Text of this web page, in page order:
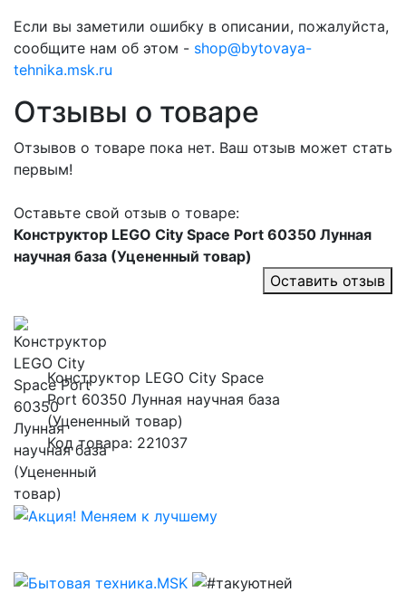
Если вы заметили ошибку в описании, пожалуйста,
сообщите нам об этом - shop@bytovaya-
tehnika.msk.ru
Отзывы о товаре
Отзывов о товаре пока нет. Ваш отзыв может стать
первым!
Оставьте свой отзыв о товаре:
Конструктор LEGO City Space Port 60350 Лунная
научная база (Уцененный товар)
Оставить отзыв
Конструктор LEGO City Space
Port 60350 Лунная научная база
(Уцененный товар)
Код товара: 221037